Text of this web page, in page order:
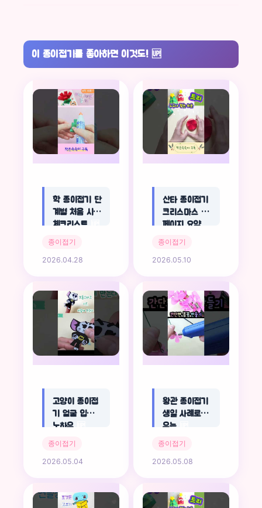
이 종이접기를 좋아하면 이것도! 🆙
학 종이접기 단
계별 처음 시작
체크리스트
종이접기
2026.04.28
산타 종이접기
크리스마스 한
페이지 요약
종이접기
2026.05.10
고양이 종이접
기 얼굴 입문자
노하우
종이접기
2026.05.04
왕관 종이접기
생일 사례로 배
우는
종이접기
2026.05.08